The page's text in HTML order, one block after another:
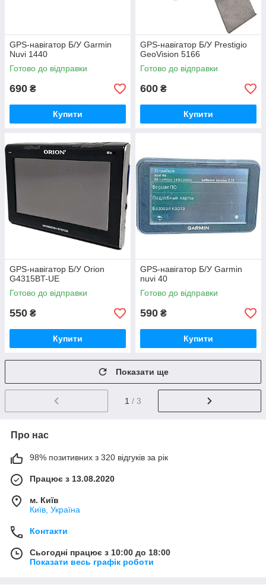
GPS-навігатор Б/У Garmin
Nuvi 1440
Готово до відправки
690 ₴
Купити
GPS-навігатор Б/У Prestigio
GeoVision 5166
Готово до відправки
600 ₴
Купити
GPS-навігатор Б/У Orion
G4315BT-UE
Готово до відправки
550 ₴
Купити
GPS-навігатор Б/У Garmin
nuvi 40
Готово до відправки
590 ₴
Купити
Показати ще
1 / 3
Про нас
98% позитивних з 320 відгуків за рік
Працює з 13.08.2020
м. Київ
Київ, Україна
Контакти
Сьогодні працює з 10:00 до 18:00
Показати весь графік роботи